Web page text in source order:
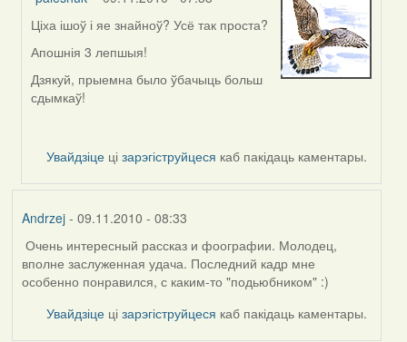
In
reply
by
svetlana
Ціха ішоў і яе знайноў? Усё так проста?
Апошнія 3 лепшыя!
Дзякуй, прыемна было ўбачыць больш
сдымкаў!
Увайдзіце цізарэгіструйцеся каб пакідаць каментары.
Andrzej- 09.11.2010 - 08:33
Очень интересный рассказ и фоографии. Молодец,
вполне заслуженная удача. Последний кадр мне
особенно понравился, с каким-то "подьюбником" :)
Увайдзіце цізарэгіструйцеся каб пакідаць каментары.